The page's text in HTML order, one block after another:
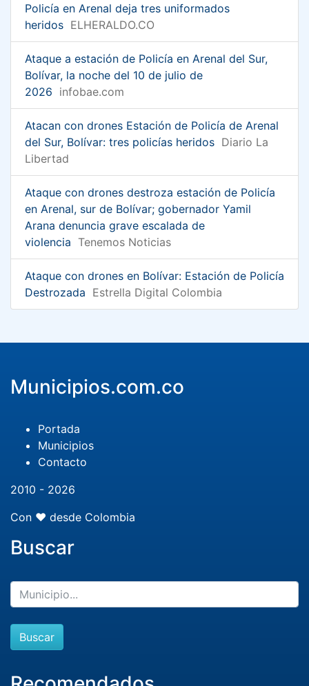
Policía en Arenal deja tres uniformados
heridos ELHERALDO.CO
Ataque a estación de Policía en Arenal del Sur,
Bolívar, la noche del 10 de julio de
2026 infobae.com
Atacan con drones Estación de Policía de Arenal
del Sur, Bolívar: tres policías heridos Diario La
Libertad
Ataque con drones destroza estación de Policía
en Arenal, sur de Bolívar; gobernador Yamil
Arana denuncia grave escalada de
violencia Tenemos Noticias
Ataque con drones en Bolívar: Estación de Policía
Destrozada Estrella Digital Colombia
Municipios.com.co
Portada
Municipios
Contacto
2010 - 2026
Con ❤️ desde Colombia
Buscar
Buscar